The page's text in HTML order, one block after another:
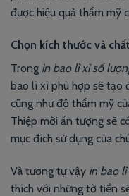
được hiệu quả thẩm mỹ
Chọn kích thước và
Trong in bao lì xì số
bao lì xì phù hợp sẽ tạo
cũng như độ thẩm mỹ
Thiệp mời ấn tượng sẽ
mục đích sử dụng của
Và tương tự vậy in bao
thích với những tờ tiền